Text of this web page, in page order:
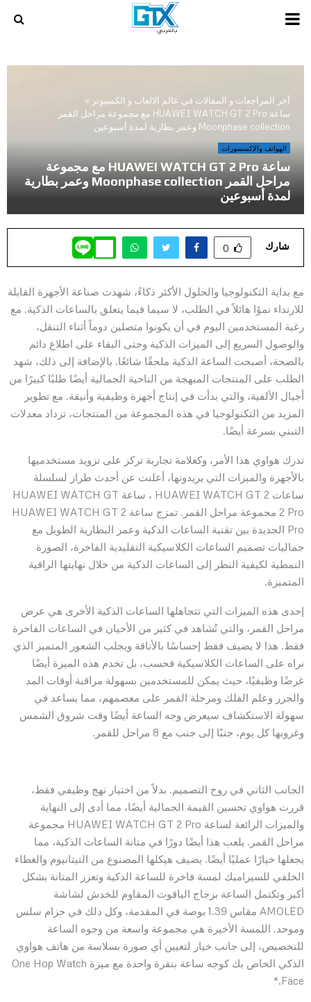
PRIMARY
أخر المراجعات و المقالات في عالم الالعاب و الكمبيوتر »
ساعة HUAWEI WATCH GT 2 Pro مع مجموعة مراحل القمر
Moonphase collection وعمر بطارية لمدة أسبوعين
الهواتف والإكسسورات
ساعة HUAWEI WATCH GT 2 Pro مع مجموعة
مراحل القمر Moonphase collection وعمر بطارية
لمدة أسبوعين
شارك 0
مع بداية التكنولوجيا والحلول الأكثر ذكاءً، شهدت صناعة الأجهزة القابلة
للارتداء نموًا هائلاً في الطلب، لا سيما فيما يتعلق بالساعات الذكية. مع
رغبة المستخدمين اليوم في أن يكونوا متصلين دوماً أثناء التنقل،
والوصول السريع إلى الميزات الذكية وحتى البقاء على اطلاع دائم
بالصحة، أصبحت الساعة الذكية ملحقًا شائعًا. بالإضافة إلى ذلك، شهد
الطلب على المنتجات المبهجة من الناحية الجمالية أيضًا طلبًا كبيرًا من
أجيال الألفية، والتي بدأت في إنتاج أجهزة وظيفية وأنيقة. مع تطوير
المزيد من التكنولوجيا في هذه المجموعة من المنتجات، تزداد معدلات
التبني بسرعة أيضًا.
تدرك هواوي هذا الأمر، وكعلامة تجارية تركز على تزويد مستخدميها
بالأجهزة والميزات التي يريدونها، أعلنت عن أحدث طراز لسلسلة
ساعات HUAWEI WATCH GT 2 ، ساعة HUAWEI WATCH GT
2 Pro مجموعة مراحل القمر. تمزج ساعة HUAWEI WATCH GT 2
Pro الجديدة بين تقنية الساعات الذكية وعمر البطارية الطويل مع
جماليات تصميم الساعات الكلاسيكية التقليدية الفاخرة، الصورة
النمطية لكيفية النظر إلى الساعات الذكية من خلال نهايتها الراقية
المتميزة.
إحدى هذه الميزات التي تتجاهلها الساعات الذكية الأخرى هي عرض
مراحل القمر، والتي تُشاهد في كثير من الأحيان في الساعات الفاخرة
فقط. هذا لا يضيف فقط إحساسًا بالأناقة ويجلب الشعور المتميز الذي
نراه على الساعات الكلاسيكية فحسب، بل تخدم هذه الميزة أيضًا
غرضًا وظيفيًا، حيث يمكن للمستخدمين بسهولة مراقبة أوقات المد
والجزر وعلم الفلك ومرحلة القمر على معصمهم، مما يساعد في
سهولة الاستكشاف سيعرض وجه الساعة أيضًا وقت شروق الشمس
وغروبها كل يوم، جنبًا إلى جنب مع 8 مراحل للقمر.
الجانب الثاني في روح التصميم. بدلاً من اختيار نهج وظيفي فقط،
قررت هواوي تحسين القيمة الجمالية أيضًا، مما أدى إلى النهاية
والميزات الرائعة لساعة HUAWEI WATCH GT 2 Pro مجموعة
مراحل القمر. يلعب هذا أيضًا دورًا في متانة الساعات الذكية، مما
يجعلها خيارًا عمليًا أيضًا. يضيف هيكلها المصنوع من التيتانيوم والغطاء
الخلفي للسيراميك لمسة فاخرة للساعة الذكية وتعزز المتانة بشكل
أكبر وتكتمل الساعة بزجاج الياقوت المقاوم للخدش لشاشة
AMOLED مقاس 1.39 بوصة في المقدمة، وكل ذلك في حزام سلس
وموحد. اللمسة الأخيرة هي مجموعة واسعة من وجوه الساعة
للتخصيص، إلى جانب خيار لتعيين أي صورة بسلاسة من هاتف هواوي
الذكي الخاص بك كوجه ساعة بنقرة واحدة مع ميزة One Hop Watch
Face.*